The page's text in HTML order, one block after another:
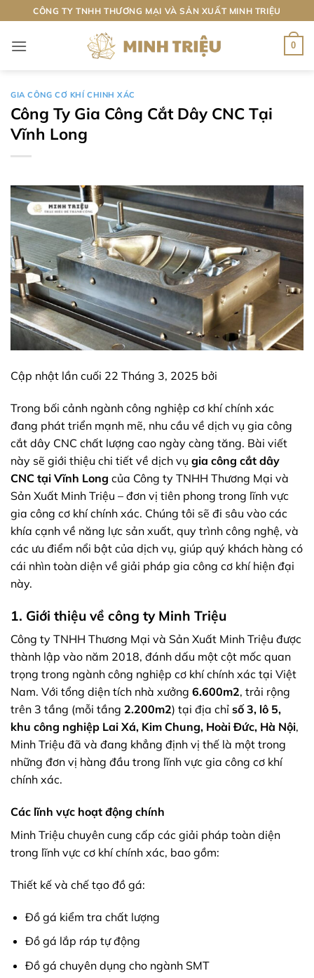
qua
nội
CÔNG TY TNHH THƯƠNG MẠI VÀ SẢN XUẤT MINH TRIỆU
0
GIA CÔNG CƠ KHÍ CHINH XÁC
Công Ty Gia Công Cắt Dây CNC Tại
Vĩnh Long
Cập nhật lần cuối 22 Tháng 3, 2025 bởi
Trong bối cảnh ngành công nghiệp cơ khí chính xác
đang phát triển mạnh mẽ, nhu cầu về dịch vụ gia công
cắt dây CNC chất lượng cao ngày càng tăng. Bài viết
này sẽ giới thiệu chi tiết về dịch vụ gia công cắt dây
CNC tại Vĩnh Long của Công ty TNHH Thương Mại và
Sản Xuất Minh Triệu – đơn vị tiên phong trong lĩnh vực
gia công cơ khí chính xác. Chúng tôi sẽ đi sâu vào các
khía cạnh về năng lực sản xuất, quy trình công nghệ, và
các ưu điểm nổi bật của dịch vụ, giúp quý khách hàng có
cái nhìn toàn diện về giải pháp gia công cơ khí hiện đại
này.
1. Giới thiệu về công ty Minh Triệu
Công ty TNHH Thương Mại và Sản Xuất Minh Triệu được
thành lập vào năm 2018, đánh dấu một cột mốc quan
trọng trong ngành công nghiệp cơ khí chính xác tại Việt
Nam. Với tổng diện tích nhà xưởng 6.600m2, trải rộng
trên 3 tầng (mỗi tầng 2.200m2) tại địa chỉ số 3, lô 5,
khu công nghiệp Lai Xá, Kim Chung, Hoài Đức, Hà Nội,
Minh Triệu đã và đang khẳng định vị thế là một trong
những đơn vị hàng đầu trong lĩnh vực gia công cơ khí
chính xác.
Các lĩnh vực hoạt động chính
Minh Triệu chuyên cung cấp các giải pháp toàn diện
trong lĩnh vực cơ khí chính xác, bao gồm:
Thiết kế và chế tạo đồ gá:
Đồ gá kiểm tra chất lượng
Đồ gá lắp ráp tự động
Đồ gá chuyên dụng cho ngành SMT